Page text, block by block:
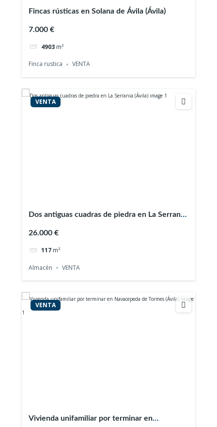
Fincas rústicas en Solana de Ávila (Ávila)
7.000 €
4903 m²
Finca rustica VENTA
VENTA
Dos antiguas cuadras de piedra en La Serrania
26.000 €
117 m²
Almacén VENTA
VENTA
Vivienda unifamiliar por terminar en